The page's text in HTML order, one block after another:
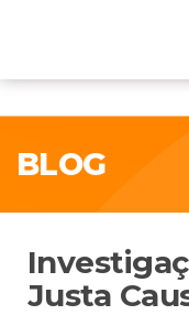
BLOG
Justa